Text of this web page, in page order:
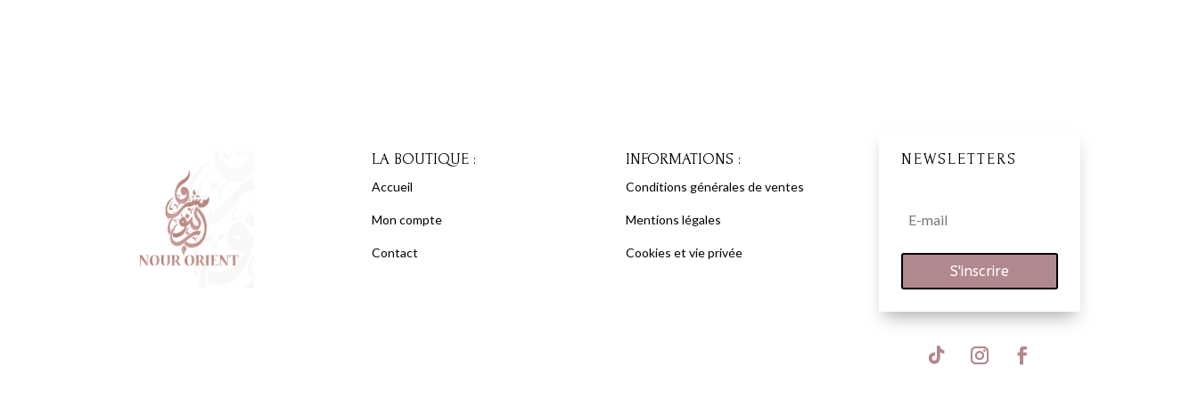
LA BOUTIQUE :
Accueil
Mon compte
Contact
INFORMATIONS :
Conditions générales de ventes
Mentions légales
Cookies et vie privée
NEWSLETTERS
S'inscrire